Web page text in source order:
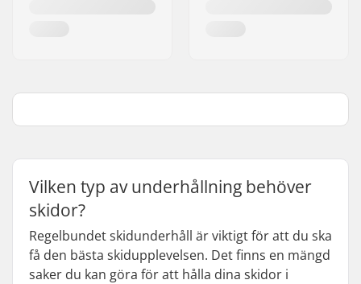
Vilken typ av underhållning behöver
skidor?
Regelbundet skidunderhåll är viktigt för att du ska
få den bästa skidupplevelsen. Det finns en mängd
saker du kan göra för att hålla dina skidor i